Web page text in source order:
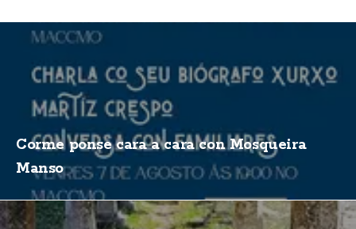
Corme ponse cara a cara con Mosqueira
Manso